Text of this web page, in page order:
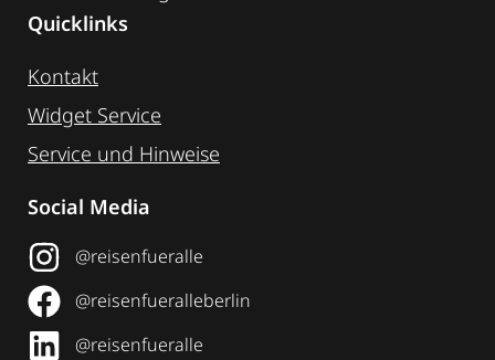
Quicklinks
Kontakt
Widget Service
Service und Hinweise
Social Media
@reisenfueralle
@reisenfueralleberlin
@reisenfueralle